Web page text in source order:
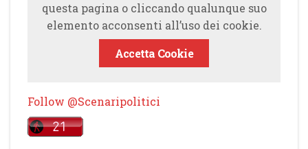
questa pagina o cliccando qualunque suo
elemento acconsenti all’uso dei cookie.
Accetta Cookie
Follow @Scenaripolitici